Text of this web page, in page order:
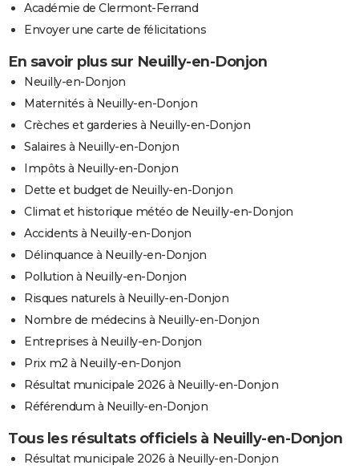
Académie de Clermont-Ferrand
Envoyer une carte de félicitations
En savoir plus sur Neuilly-en-Donjon
Neuilly-en-Donjon
Maternités à Neuilly-en-Donjon
Crèches et garderies à Neuilly-en-Donjon
Salaires à Neuilly-en-Donjon
Impôts à Neuilly-en-Donjon
Dette et budget de Neuilly-en-Donjon
Climat et historique météo de Neuilly-en-Donjon
Accidents à Neuilly-en-Donjon
Délinquance à Neuilly-en-Donjon
Pollution à Neuilly-en-Donjon
Risques naturels à Neuilly-en-Donjon
Nombre de médecins à Neuilly-en-Donjon
Entreprises à Neuilly-en-Donjon
Prix m2 à Neuilly-en-Donjon
Résultat municipale 2026 à Neuilly-en-Donjon
Référendum à Neuilly-en-Donjon
Tous les résultats officiels à Neuilly-en-Donjon
Résultat municipale 2026 à Neuilly-en-Donjon